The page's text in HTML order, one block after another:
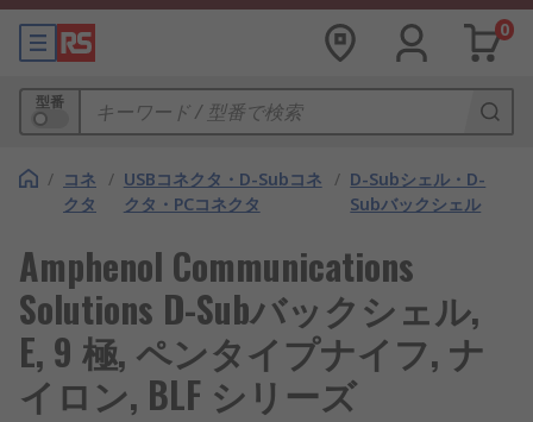
0
型番
/ コネ
クタ
/ USBコネクタ・D-Subコネ
クタ・PCコネクタ
/ D-Subシェル・D-
Subバックシェル
Amphenol Communications
Solutions D-Subバックシェル,
E, 9 極, ペンタイプナイフ, ナ
イロン, BLF シリーズ